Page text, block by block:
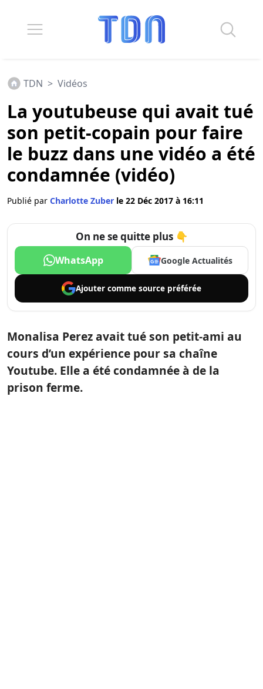
TDN > Vidéos
La youtubeuse qui avait tué
son petit-copain pour faire
le buzz dans une vidéo a été
condamnée (vidéo)
Publié par Charlotte Zuber le 22 Déc 2017 à 16:11
On ne se quitte plus 👇
WhatsApp Google Actualités
Ajouter comme source préférée
Monalisa Perez avait tué son petit-ami au
cours d’un expérience pour sa chaîne
Youtube. Elle a été condamnée à de la
prison ferme.